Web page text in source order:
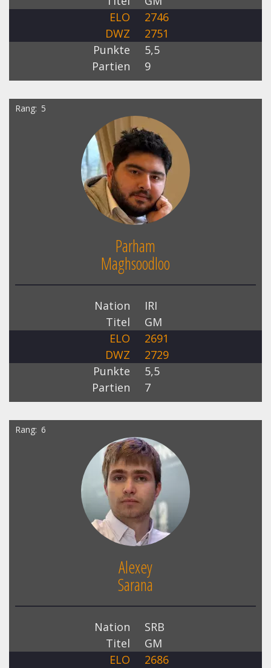
ELO
2746
DWZ
2751
Punkte
5,5
Partien
9
Rang 5
Parham
Maghsoodloo
Nation
IRI
Titel
GM
ELO
2691
DWZ
2729
Punkte
5,5
Partien
7
Rang 6
Alexey
Sarana
Nation
SRB
Titel
GM
ELO
2686